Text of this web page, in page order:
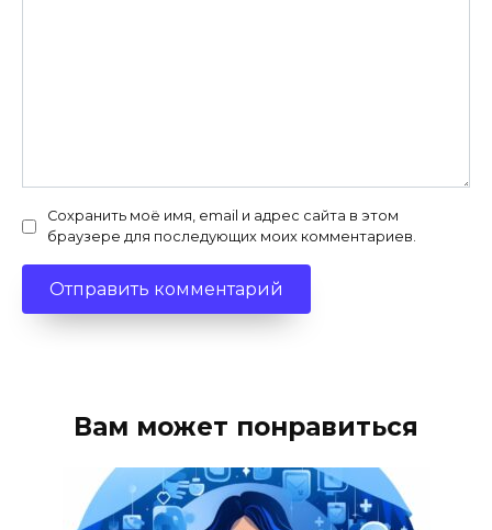
Сохранить моё имя, email и адрес сайта в этом
браузере для последующих моих комментариев.
Вам может понравиться